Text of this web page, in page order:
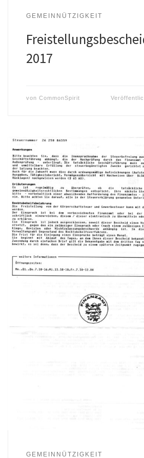
GEMEINNÜTZIGKEIT
2017
von CommonSpirit
GEMEINNÜTZIGKEIT